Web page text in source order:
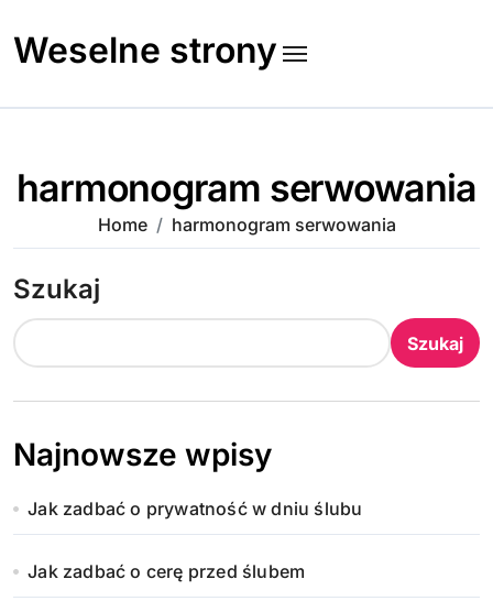
to
content
Weselne strony
harmonogram serwowania
Home harmonogram serwowania
Szukaj
Szukaj
Najnowsze wpisy
Jak zadbać o prywatność w dniu ślubu
Jak zadbać o cerę przed ślubem